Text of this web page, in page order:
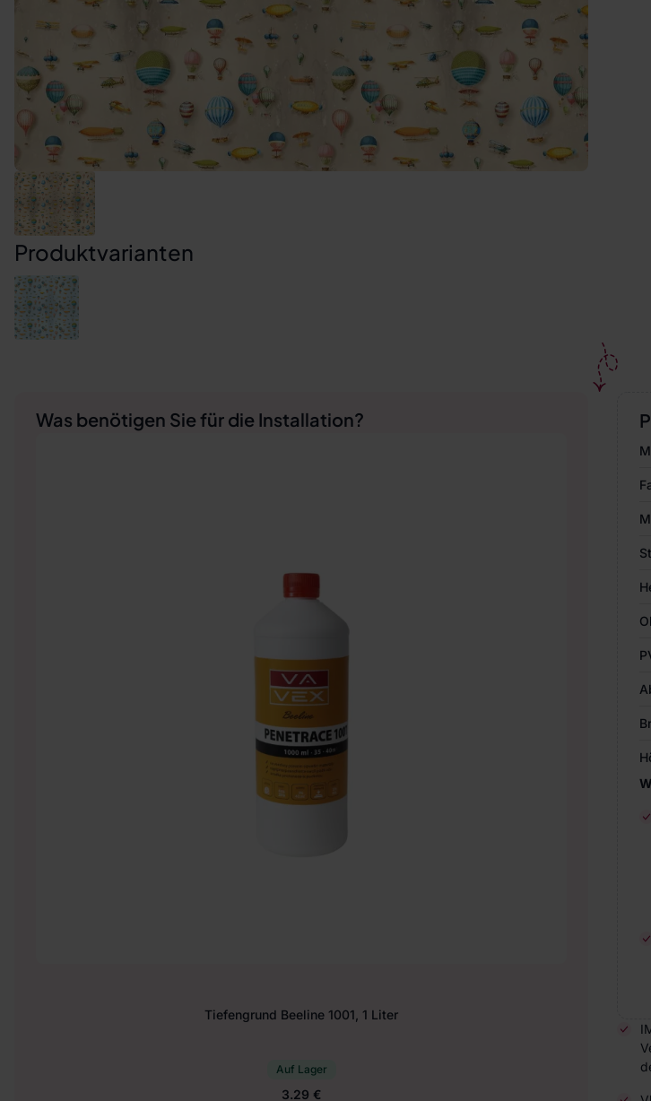
Produktvarianten
Was benötigen Sie für die Installation?
Tiefengrund Beeline 1001, 1 Liter
Auf Lager
3.29 €